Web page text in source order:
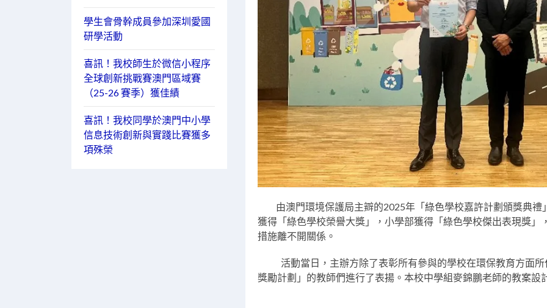
學生會骨幹成員參加深圳愛國
研學活動
喜訊！我校師生於微信小程序
全球創新挑戰賽澳門區域賽
（25-26 賽季）獲佳績
喜訊！我校同學於澳門中小學
信息技術創新與實踐比賽獲多
項殊榮
由澳門環境保護局主辧的2025年「綠色學校嘉許計劃頒獎典禮
獲得「綠色學校榮譽大獎」， 小學部獲得 「 綠色學校傑出表現獎 」
措施離不開關係 。
活動當日， 主辦方除了表彰所有參與的學校在環保教育方面所
獎勵計劃」的教師們進行了表揚。本校中學組麥錦鵬老師的教案設